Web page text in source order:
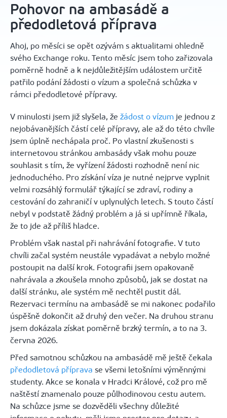
Pohovor na ambasádě a
předodletová příprava
Ahoj, po měsíci se opět ozývám s aktualitami ohledně
svého Exchange roku. Tento měsíc jsem toho zařizovala
poměrně hodně a k nejdůležitějším událostem určitě
patřilo podání žádosti o vízum a společná schůzka v
rámci předodletové přípravy.
V minulosti jsem již slyšela, že žádost o vízum je jednou z
nejobávanějších částí celé přípravy, ale až do této chvíle
jsem úplně nechápala proč. Po vlastní zkušenosti s
internetovou stránkou ambasády však mohu pouze
souhlasit s tím, že vyřízení žádosti rozhodně není nic
jednoduchého. Pro získání víza je nutné nejprve vyplnit
velmi rozsáhlý formulář týkající se zdraví, rodiny a
cestování do zahraničí v uplynulých letech. S touto částí
nebyl v podstatě žádný problém a já si upřímně říkala,
že to jde až příliš hladce.
Problém však nastal při nahrávání fotografie. V tuto
chvíli začal systém neustále vypadávat a nebylo možné
postoupit na další krok. Fotografii jsem opakovaně
nahrávala a zkoušela mnoho způsobů, jak se dostat na
další stránku, ale systém mě nechtěl pustit dál.
Rezervaci termínu na ambasádě se mi nakonec podařilo
úspěšně dokončit až druhý den večer. Na druhou stranu
jsem dokázala získat poměrně brzký termín, a to na 3.
června 2026.
Před samotnou schůzkou na ambasádě mě ještě čekala
předodletová příprava se všemi letošními výměnnými
studenty. Akce se konala v Hradci Králové, což pro mě
naštěstí znamenalo pouze půlhodinovou cestu autem.
Na schůzce jsme se dozvěděli všechny důležité